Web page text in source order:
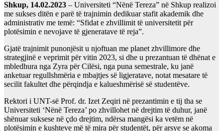
Shkup, 14.02.2023 – Universiteti “Nënë Tereza” në Shkup realizoi
me sukses ditën e parë të trajnimin dedikuar stafit akademik dhe
administrativ me temë: “Sfidat e zhvillimit të universitetit për
plotësimin e nevojave të gjeneratave të reja”.
Gjatë trajnimit punonjësit u njoftuan me planet zhvillimore dhe
strategjinë e veprimit për vitin 2023, si dhe u prezantuan të dhënat e
mbledhura nga Zyra për Cilësi, nga puna semestrale, ku janë
anketuar regullshmëria e mbajtjes së ligjeratave, notat mesatare të
secilit fakultet dhe përqindja e kalueshmërisë së studentëve.
Rektori i UNT-së Prof. dr. Izet Zeqiri në prezantimin e tij tha se
Universiteti ‘Nënë Tereza’ po zhvillohet në drejtim të duhur, janë
shënuar suksese në çdo drejtim, ndërsa mangësi ka vetëm në
plotësimin e kushteve më të mira për studentët, për arsye se akoma